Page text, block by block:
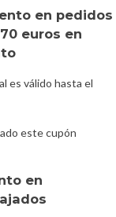
en pedidos
euros en
es válido hasta el
este cupón
en